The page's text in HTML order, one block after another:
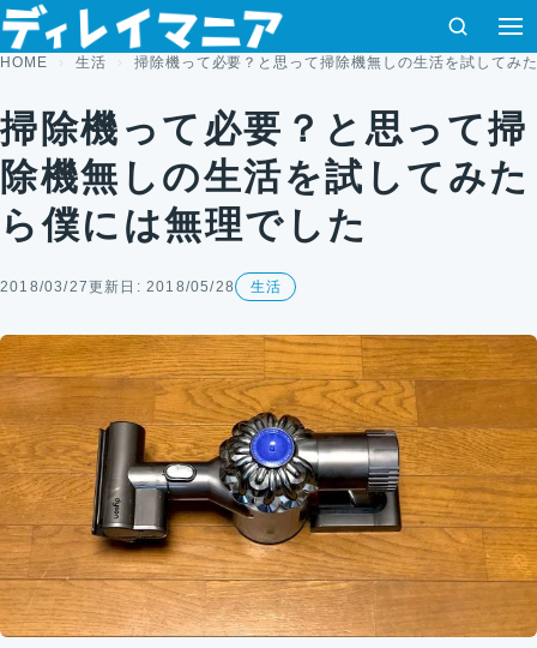
コンテンツへスキップ
検索
HOME 生活 掃除機って必要？と思って掃除機無しの生活を試してみ
掃除機って必要？と思って掃
除機無しの生活を試してみた
ら僕には無理でした
2018/03/27更新日: 2018/05/28 生活